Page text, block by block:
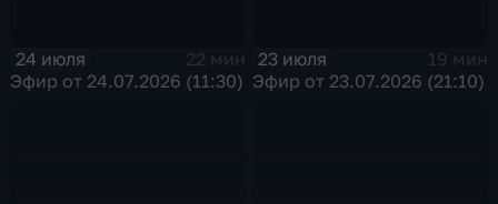
24 июля
22 мин
Эфир от 24.07.2026 (11:30)
23 июля
19 мин
Эфир от 23.07.2026 (21:10)